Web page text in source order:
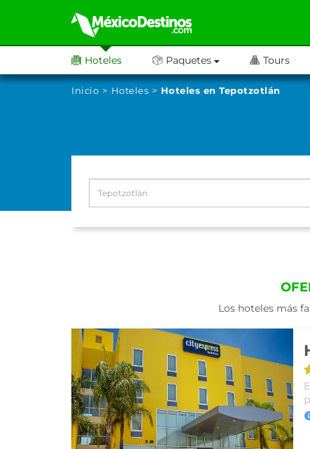
Hoteles Paquetes Tours
Inicio Hoteles Hoteles en Tepotzotlán
Los hoteles más